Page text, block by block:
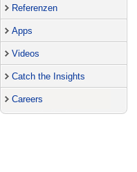
Referenzen
Apps
Videos
Catch the Insights
Careers